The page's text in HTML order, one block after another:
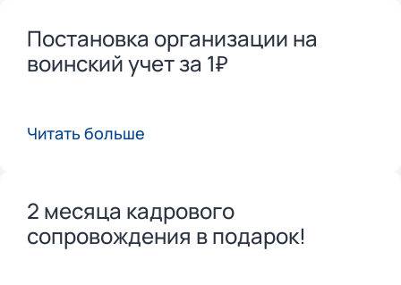
Постановка организации на
воинский учет за 1₽
Читать больше
2 месяца кадрового
сопровождения в подарок!